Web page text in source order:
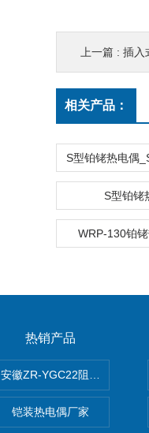
上一篇 : 插入
相关产品：
S型铂铑
WRP-130铂
热销产品
安徽ZR-YGC22阻燃硅橡胶电
铠装热电偶厂家